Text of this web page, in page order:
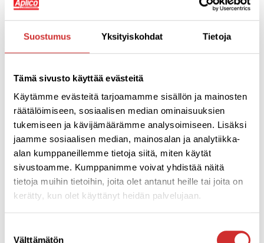
Suostumus Yksityiskohdat Tietoja
Tämä sivusto käyttää evästeitä
Käytämme evästeitä tarjoamamme sisällön ja mainosten
räätälöimiseen, sosiaalisen median ominaisuuksien
tukemiseen ja kävijämäärämme analysoimiseen. Lisäksi
jaamme sosiaalisen median, mainosalan ja analytiikka-
alan kumppaneillemme tietoja siitä, miten käytät
sivustoamme. Kumppanimme voivat yhdistää näitä
tietoja muihin tietoihin, joita olet antanut heille tai joita on
kerätty, kun olet käyttänyt heidän palvelujaan.
Välttämätön
Joulukuussa LAVIKSEN lisenssiohjaajiksi
Aplicosta
kouluttautui Anna, Linda, Jutta, Risto ja Jussi. Aplicolle
LAVIS rantautui tammikuussa. Tunti on ollut yksi
lukujärjestyksen suosituimmista siitä asti. Tanssi
kiinnostaa monen ikäisiä ja näiltä tunneilta on hyvä
ponnistaa myös kesän tanssilavoille. Tunti toteuttaa